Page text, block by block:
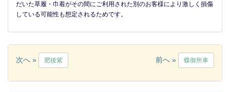
だいた草履・巾着がその間にご利用された別のお客様により激しく損傷
している可能性も想定されるためです。
次へ » 肥後紫 前へ » 蝶御所車